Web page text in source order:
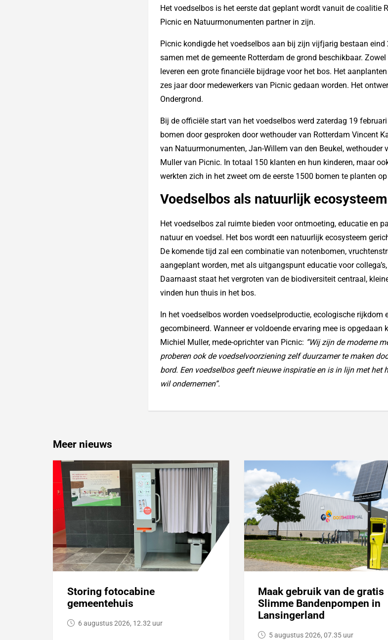
Het voedselbos is het eerste dat geplant wordt vanuit de coalitie
Picnic en Natuurmonumenten partner in zijn.
Picnic kondigde het voedselbos aan bij zijn vijfjarig bestaan
samen met de gemeente Rotterdam de grond beschikbaar.
leveren een grote financiële bijdrage voor het bos. Het
zes jaar door medewerkers van Picnic gedaan worden. Het
Ondergrond.
Bij de officiële start van het voedselbos werd zaterdag 19
bomen door gesproken door wethouder van Rotterdam Vincent
van Natuurmonumenten, Jan-Willem van den Beukel, wethouder
Muller van Picnic. In totaal 150 klanten en hun kinderen, maar
werkten zich in het zweet om de eerste 1500 bomen te planten
Voedselbos als natuurlijk ecosysteem
Het voedselbos zal ruimte bieden voor ontmoeting, educatie en
natuur en voedsel. Het bos wordt een natuurlijk ecosysteem
De komende tijd zal een combinatie van notenbomen,
aangeplant worden, met als uitgangspunt educatie voor
Daarnaast staat het vergroten van de biodiversiteit centraal,
vinden hun thuis in het bos.
In het voedselbos worden voedselproductie, ecologische rijkdom
gecombineerd. Wanneer er voldoende ervaring mee is
Michiel Muller, mede-oprichter van Picnic: “Wij zijn de moderne
proberen ook de voedselvoorziening zelf duurzamer te maken
bord. Een voedselbos geeft nieuwe inspiratie en is in lijn met het
wil ondernemen”.
Meer nieuws
Storing fotocabine
gemeentehuis
6 augustus 2026, 12.32 uur
Maak gebruik van de gratis
Slimme Bandenpompen in
Lansingerland
5 augustus 2026, 07.35 uur